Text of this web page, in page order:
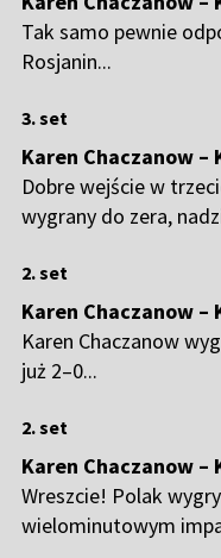
Tak samo pewnie
Rosjanin...
3. set
Karen Chaczanow –
Dobre wejście w
wygrany do zera,
2. set
Karen Chaczanow –
Karen Chaczanow
już 2–0...
2. set
Karen Chaczanow –
Wreszcie! Polak
wielominutowym